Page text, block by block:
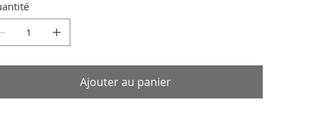
Ajouter au panier